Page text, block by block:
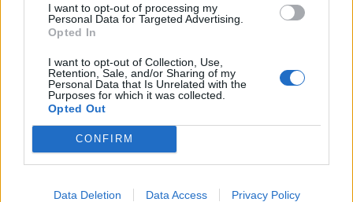
I want to opt-out of processing my
Personal Data for Targeted Advertising.
Opted In
I want to opt-out of Collection, Use,
Retention, Sale, and/or Sharing of my
Personal Data that Is Unrelated with the
Purposes for which it was collected.
Opted Out
CONFIRM
Data Deletion Data Access Privacy Policy